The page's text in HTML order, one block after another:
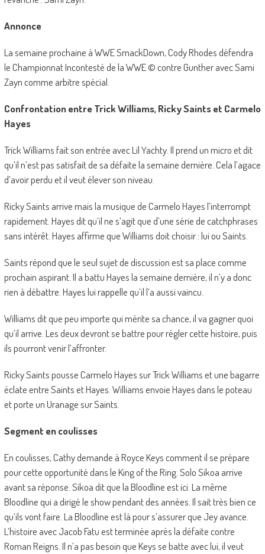
Annonce
La semaine prochaine à WWE SmackDown, Cody Rhodes défendra
le Championnat Incontesté de la WWE © contre Gunther avec Sami
Zayn comme arbitre spécial.
Confrontation entre Trick Williams, Ricky Saints et Carmelo
Hayes
Trick Williams fait son entrée avec Lil Yachty. Il prend un micro et dit
qu’il n’est pas satisfait de sa défaite la semaine dernière. Cela l’agace
d’avoir perdu et il veut élever son niveau.
Ricky Saints arrive mais la musique de Carmelo Hayes l’interrompt
rapidement. Hayes dit qu’il ne s’agit que d’une série de catchphrases
sans intérêt. Hayes affirme que Williams doit choisir : lui ou Saints.
Saints répond que le seul sujet de discussion est sa place comme
prochain aspirant. Il a battu Hayes la semaine dernière, il n’y a donc
rien à débattre. Hayes lui rappelle qu’il l’a aussi vaincu.
Williams dit que peu importe qui mérite sa chance, il va gagner quoi
qu’il arrive. Les deux devront se battre pour régler cette histoire, puis
ils pourront venir l’affronter.
Ricky Saints pousse Carmelo Hayes sur Trick Williams et une bagarre
éclate entre Saints et Hayes. Williams envoie Hayes dans le poteau
et porte un Uranage sur Saints.
Segment en coulisses
En coulisses, Cathy demande à Royce Keys comment il se prépare
pour cette opportunité dans le King of the Ring. Solo Sikoa arrive
avant sa réponse. Sikoa dit que la Bloodline est ici. La même
Bloodline qui a dirigé le show pendant des années. Il sait très bien ce
qu’ils vont faire. La Bloodline est là pour s’assurer que Jey avance.
L’histoire avec Jacob Fatu est terminée après la défaite contre
Roman Reigns. Il n’a pas besoin que Keys se batte avec lui, il veut